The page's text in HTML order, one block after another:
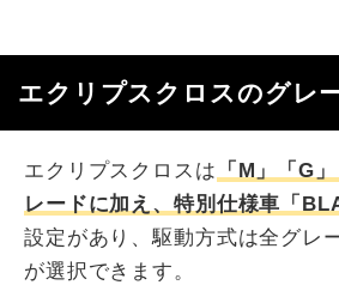
エクリプスクロスのグレ
エクリプスクロスは 「M」「G
レードに加え、特別仕様車「
設定があり、駆動方式は全グレ
が選択できます。